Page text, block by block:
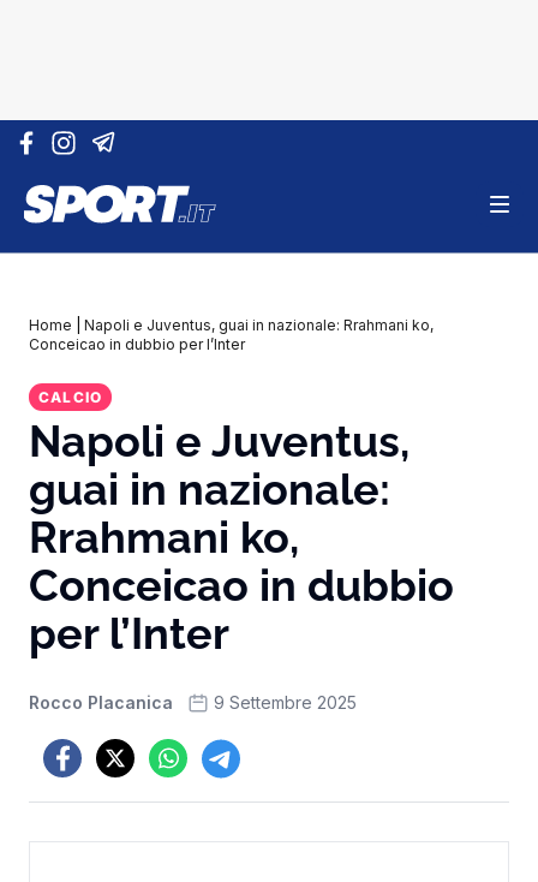
Vai al contenuto
Home
Napoli e Juventus, guai in nazionale: Rrahmani ko,
Conceicao in dubbio per l’Inter
CALCIO
Napoli e Juventus,
guai in nazionale:
Rrahmani ko,
Conceicao in dubbio
per l’Inter
Rocco Placanica 9 Settembre 2025